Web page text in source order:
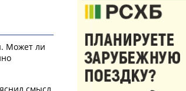
Может ли